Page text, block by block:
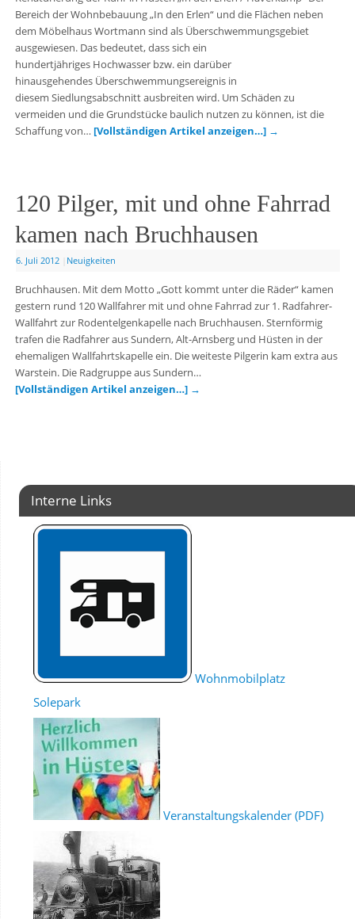
Bereich der Wohnbebauung „In den Erlen“ und die Flächen neben
dem Möbelhaus Wortmann sind als Überschwemmungsgebiet
ausgewiesen. Das bedeutet, dass sich ein
hundertjähriges Hochwasser bzw. ein darüber
hinausgehendes Überschwemmungsereignis in
diesem Siedlungsabschnitt ausbreiten wird. Um Schäden zu
vermeiden und die Grundstücke baulich nutzen zu können, ist die
Schaffung von… [Vollständigen Artikel anzeigen…] →
120 Pilger, mit und ohne Fahrrad
kamen nach Bruchhausen
6. Juli 2012 Neuigkeiten
Bruchhausen. Mit dem Motto „Gott kommt unter die Räder“ kamen
gestern rund 120 Wallfahrer mit und ohne Fahrrad zur 1. Radfahrer-
Wallfahrt zur Rodentelgenkapelle nach Bruchhausen. Sternförmig
trafen die Radfahrer aus Sundern, Alt-Arnsberg und Hüsten in der
ehemaligen Wallfahrtskapelle ein. Die weiteste Pilgerin kam extra aus
Warstein. Die Radgruppe aus Sundern…
[Vollständigen Artikel anzeigen…] →
Interne Links
Wohnmobilplatz
Solepark
Veranstaltungskalender (PDF)